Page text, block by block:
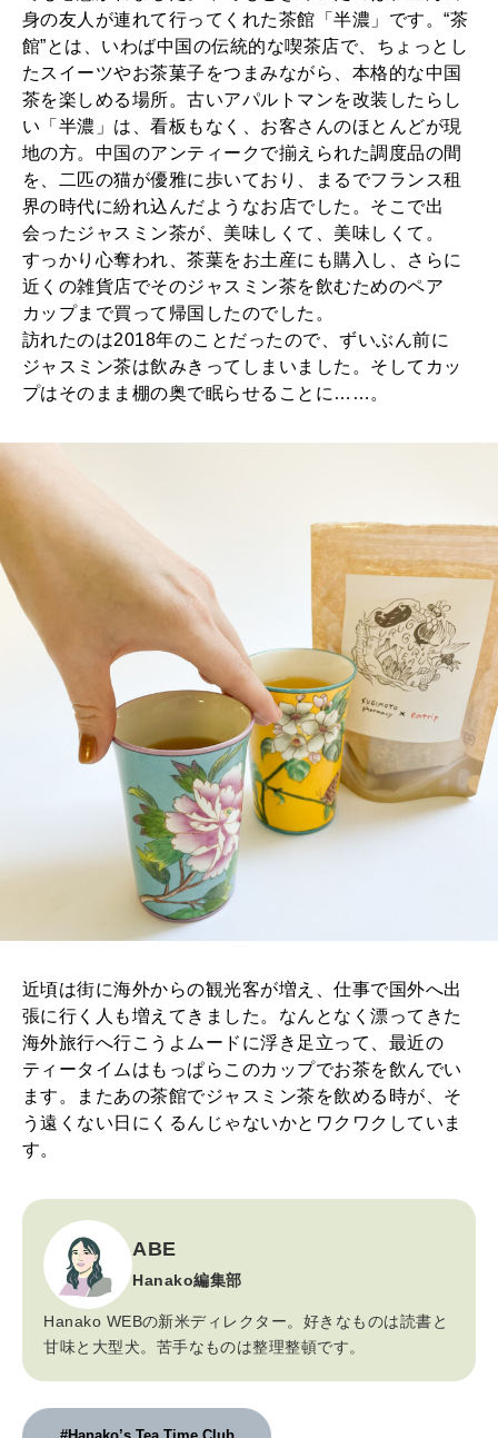
身の友人が連れて行ってくれた茶館「半濃」です。“茶
館”とは、いわば中国の伝統的な喫茶店で、ちょっとし
たスイーツやお茶菓子をつまみながら、本格的な中国
茶を楽しめる場所。古いアパルトマンを改装したらし
い「半濃」は、看板もなく、お客さんのほとんどが現
地の方。中国のアンティークで揃えられた調度品の間
を、二匹の猫が優雅に歩いており、まるでフランス租
界の時代に紛れ込んだようなお店でした。そこで出
会ったジャスミン茶が、美味しくて、美味しくて。
すっかり心奪われ、茶葉をお土産にも購入し、さらに
近くの雑貨店でそのジャスミン茶を飲むためのペア
カップまで買って帰国したのでした。
訪れたのは2018年のことだったので、ずいぶん前に
ジャスミン茶は飲みきってしまいました。そしてカッ
プはそのまま棚の奥で眠らせることに……。
近頃は街に海外からの観光客が増え、仕事で国外へ出
張に行く人も増えてきました。なんとなく漂ってきた
海外旅行へ行こうよムードに浮き足立って、最近の
ティータイムはもっぱらこのカップでお茶を飲んでい
ます。またあの茶館でジャスミン茶を飲める時が、そ
う遠くない日にくるんじゃないかとワクワクしていま
す。
ABE
Hanako編集部
Hanako WEBの新米ディレクター。好きなものは読書と
甘味と大型犬。苦手なものは整理整頓です。